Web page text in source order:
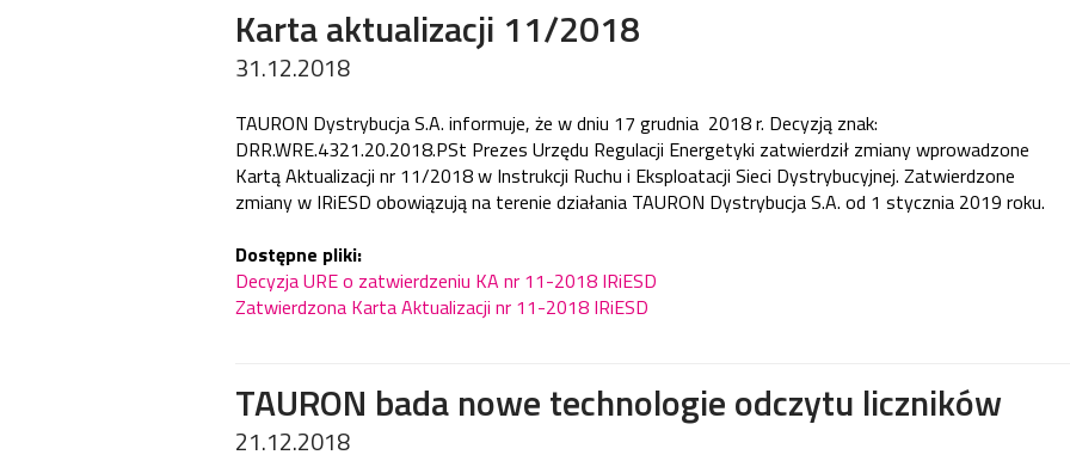
Karta aktualizacji 11/2018
31.12.2018
TAURON Dystrybucja S.A. informuje, że w dniu 17 grudnia 2018 r. Decyzją znak:
DRR.WRE.4321.20.2018.PSt Prezes Urzędu Regulacji Energetyki zatwierdził zmiany wprowadzone
Kartą Aktualizacji nr 11/2018 w Instrukcji Ruchu i Eksploatacji Sieci Dystrybucyjnej. Zatwierdzone
zmiany w IRiESD obowiązują na terenie działania TAURON Dystrybucja S.A. od 1 stycznia 2019 roku.
Dostępne pliki:
Decyzja URE o zatwierdzeniu KA nr 11-2018 IRiESD
Zatwierdzona Karta Aktualizacji nr 11-2018 IRiESD
TAURON bada nowe technologie odczytu liczników
21.12.2018